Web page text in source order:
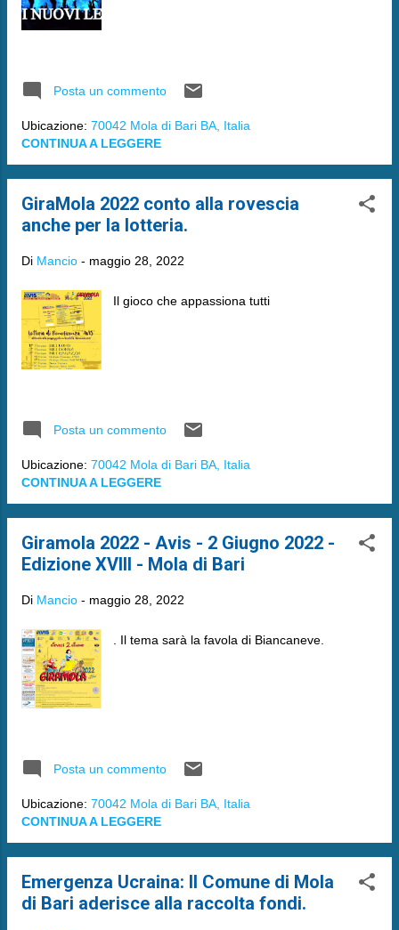
Posta un commento
Ubicazione: 70042 Mola di Bari BA, Italia
CONTINUA A LEGGERE
GiraMola 2022 conto alla rovescia
anche per la lotteria.
Di Mancio - maggio 28, 2022
Il gioco che appassiona tutti
Posta un commento
Ubicazione: 70042 Mola di Bari BA, Italia
CONTINUA A LEGGERE
Giramola 2022 - Avis - 2 Giugno 2022 -
Edizione XVIII - Mola di Bari
Di Mancio - maggio 28, 2022
. Il tema sarà la favola di Biancaneve.
Posta un commento
Ubicazione: 70042 Mola di Bari BA, Italia
CONTINUA A LEGGERE
Emergenza Ucraina: Il Comune di Mola
di Bari aderisce alla raccolta fondi.